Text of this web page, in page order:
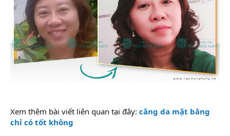
Xem thêm bài viết liên quan tại đây: căng da mặt bằng
chỉ có tốt không